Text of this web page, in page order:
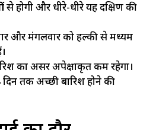
से होगी और धीरे-धीरे यह दक्षिण की
और मंगलवार को हल्की से मध्यम
का असर अपेक्षाकृत कम रहेगा।
दिन तक अच्छी बारिश होने की